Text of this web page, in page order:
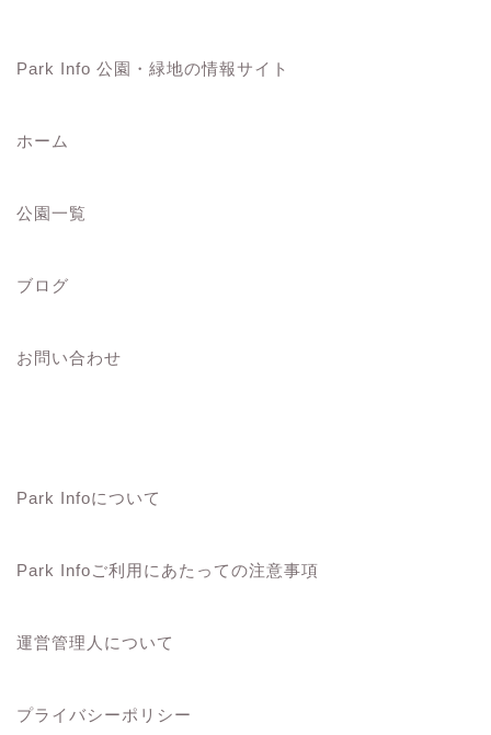
Park Info 公園・緑地の情報サイト
ホーム
公園一覧
ブログ
お問い合わせ
Park Infoについて
Park Infoご利用にあたっての注意事項
運営管理人について
プライバシーポリシー